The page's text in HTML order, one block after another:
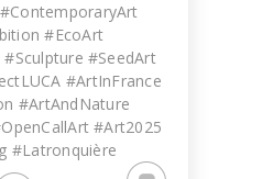
#EcoArt
#SeedArt
#ArtInFrance
#ArtAndNature
#Art2025
#Latronquière